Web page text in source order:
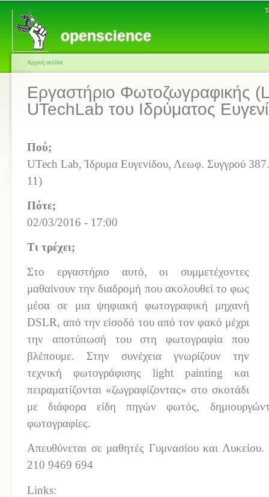
openscience
Αρχική σελίδα
Εργαστήριο Φωτοζωγραφικής
UTechLab του Ιδρύματος
Πού;
UTech Lab, Ίδρυμα Ευγενίδου, Λεωφ. Συγγρού
11)
Πότε;
02/03/2016 - 17:00
Τι τρέχει;
Στο εργαστήριο αυτό, οι συμμετέχοντες
μαθαίνουν την διαδρομή που ακολουθεί το φως
μέσα σε μια ψηφιακή φωτογραφική μηχανή
DSLR, από την είσοδό του από τον φακό μέχρι
την αποτύπωσή του στη φωτογραφία που
βλέπουμε. Στην συνέχεια γνωρίζουν την
τεχνική φωτογράφισης light painting και
πειραματίζονται «ζωγραφίζοντας» στο σκοτάδι
με διάφορα είδη πηγών φωτός,
φωτογραφίες.
Απευθύνεται σε μαθητές Γυμνασίου και
210 9469 694
Links: